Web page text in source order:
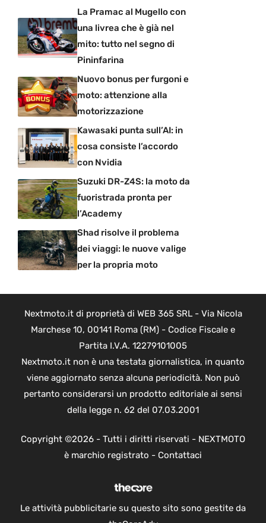
La Pramac al Mugello con
una livrea che è già nel
mito: tutto nel segno di
Pininfarina
Nuovo bonus per furgoni e
moto: attenzione alla
motorizzazione
Kawasaki punta sull’AI: in
cosa consiste l’accordo
con Nvidia
Suzuki DR-Z4S: la moto da
fuoristrada pronta per
l’Academy
Shad risolve il problema
dei viaggi: le nuove valige
per la propria moto
Nextmoto.it di proprietà di WEB 365 SRL - Via Nicola
Marchese 10, 00141 Roma (RM) - Codice Fiscale e
Partita I.V.A. 12279101005
Nextmoto.it non è una testata giornalistica, in quanto
viene aggiornato senza alcuna periodicità. Non può
pertanto considerarsi un prodotto editoriale ai sensi
della legge n. 62 del 07.03.2001
Copyright ©2026 - Tutti i diritti riservati - NEXTMOTO
è marchio registrato - Contattaci
Le attività pubblicitarie su questo sito sono gestite da